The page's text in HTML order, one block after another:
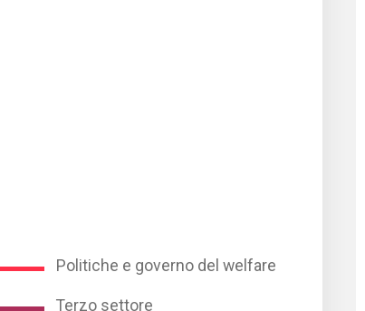
Politiche e governo del welfare
Terzo settore